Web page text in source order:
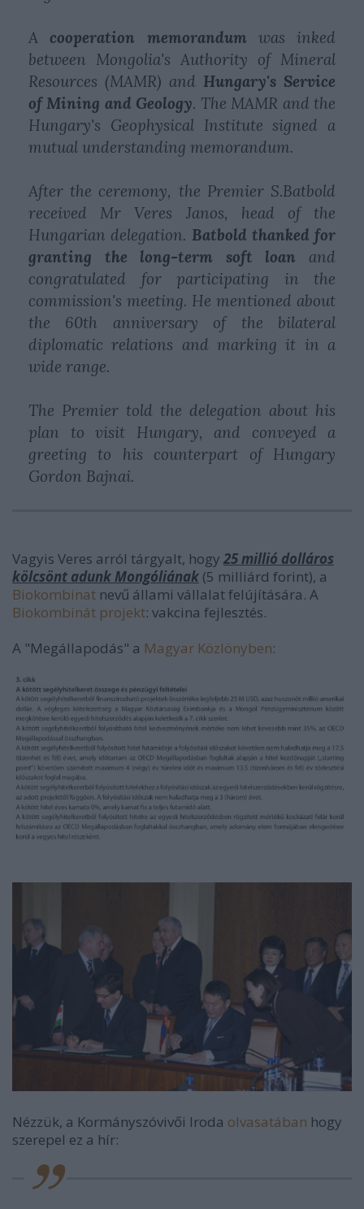
Acooperation memorandum was inked
between Mongolia's Authority of Mineral
Resources (MAMR) and Hungary's Service
of Mining and Geology. The MAMR and the
Hungary's Geophysical Institute signed a
mutual understanding memorandum.
After the ceremony, the Premier S.Batbold
received Mr Veres Janos, head of the
Hungarian delegation. Batbold thanked for
granting the long-term soft loan and
congratulated for participating in the
commission's meeting. He mentioned about
the 60th anniversary of the bilateral
diplomatic relations and marking it in a
wide range.
The Premier told the delegation about his
plan to visit Hungary, and conveyed a
greeting to his counterpart of Hungary
Gordon Bajnai.
Vagyis Veres arról tárgyalt, hogy 25 millió dolláros
kölcsönt adunk Mongóliának (5 milliárd forint), a
Biokombinat nevű állami vállalat felújítására. A
Biokombinát projekt: vakcina fejlesztés.
A "Megállapodás" a Magyar Közlönyben:
Nézzük, a Kormányszóvivői Iroda olvasatában hogy
szerepel ez a hír: